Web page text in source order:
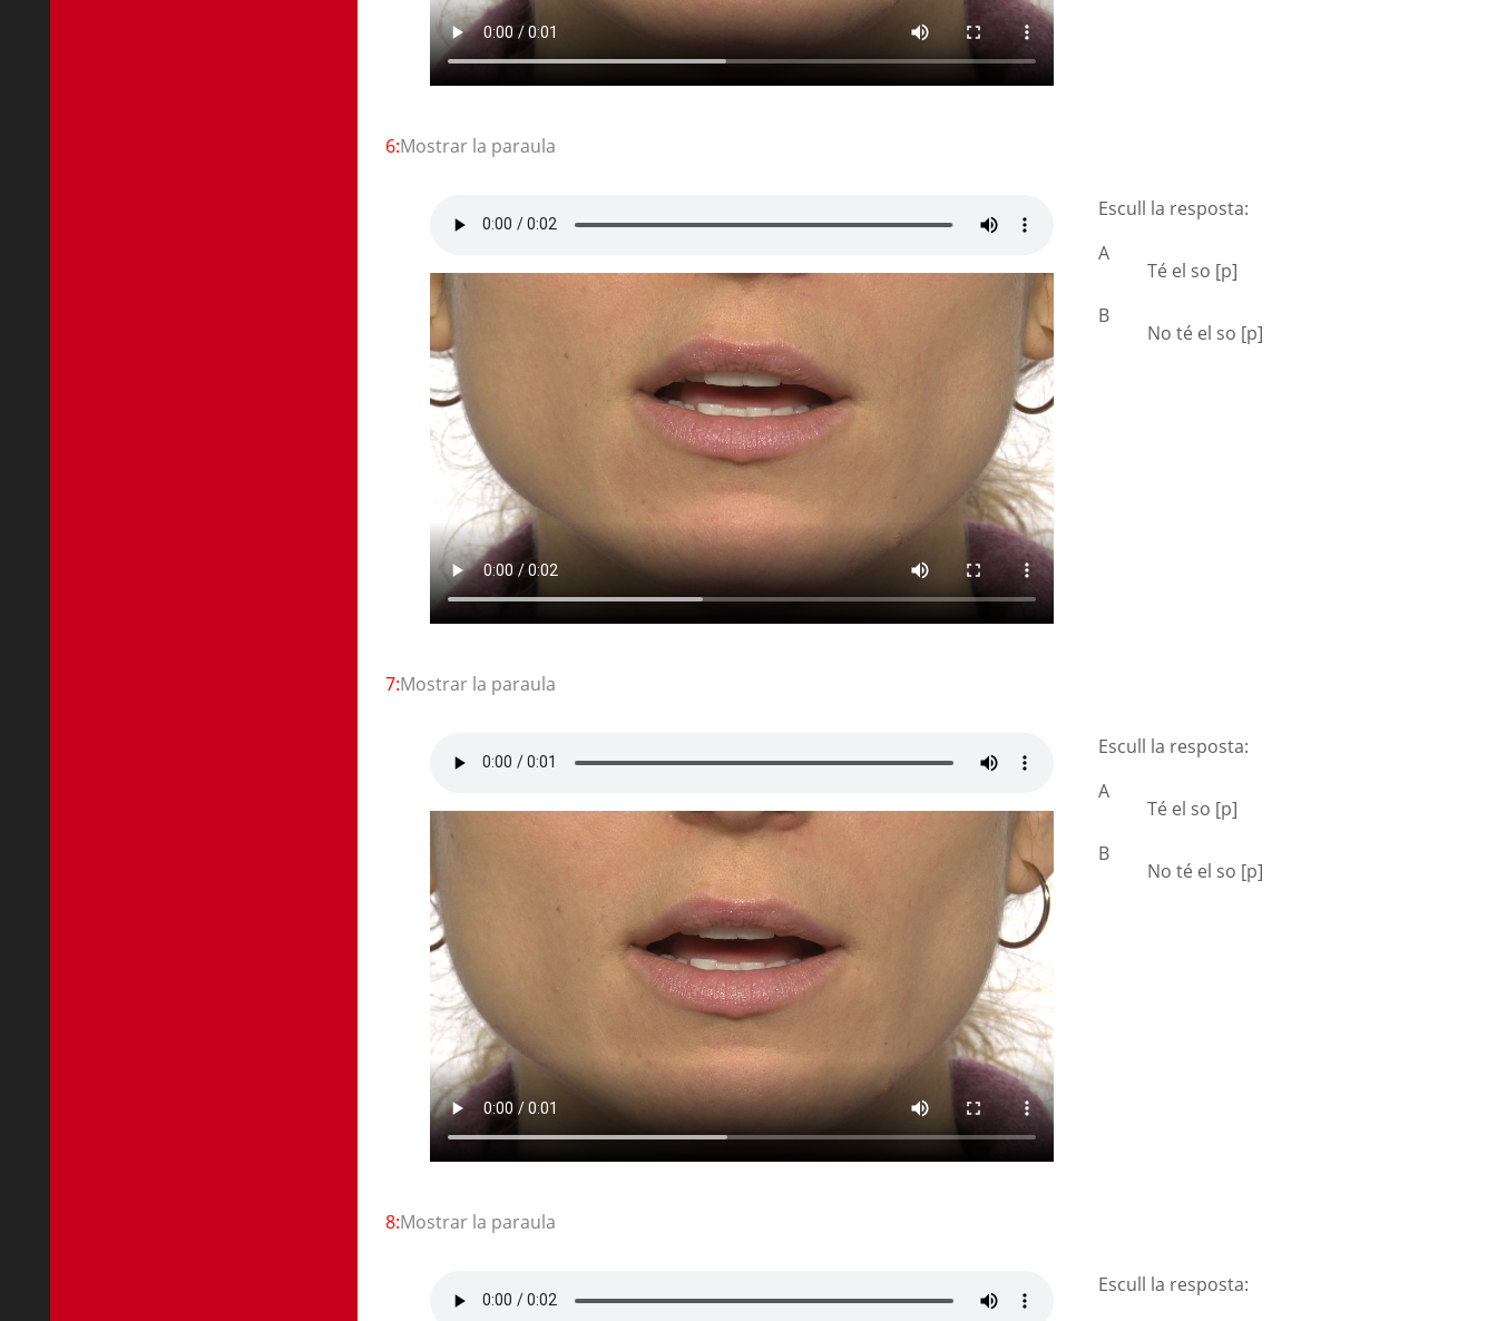
6:Mostrar la paraula
Escull la resposta:
A
Té el so [p]
B
No té el so [p]
7:Mostrar la paraula
Escull la resposta:
A
Té el so [p]
B
No té el so [p]
8:Mostrar la paraula
Escull la resposta: